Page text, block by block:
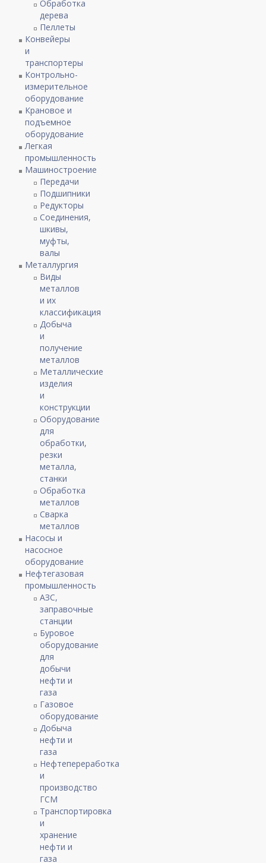
Обработка
дерева
Пеллеты
Конвейеры
и
транспортеры
Контрольно-
измерительное
оборудование
Крановое и
подъемное
оборудование
Легкая
промышленность
Машиностроение
Передачи
Подшипники
Редукторы
Соединения,
шкивы,
муфты,
валы
Металлургия
Виды
металлов
и их
классификация
Добыча
и
получение
металлов
Металлические
изделия
и
конструкции
Оборудование
для
обработки,
резки
металла,
станки
Обработка
металлов
Сварка
металлов
Насосы и
насосное
оборудование
Нефтегазовая
промышленность
АЗС,
заправочные
станции
Буровое
оборудование
для
добычи
нефти и
газа
Газовое
оборудование
Добыча
нефти и
газа
Нефтепереработка
и
производство
ГСМ
Транспортировка
и
хранение
нефти и
газа